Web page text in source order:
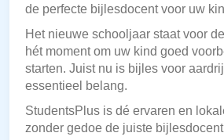
de perfecte bijlesdocent voor uw
Het nieuwe schooljaar staat voor
hét moment om uw kind goed
starten. Juist nu is bijles voor
essentieel belang.
StudentsPlus is dé ervaren en
zonder gedoe de juiste